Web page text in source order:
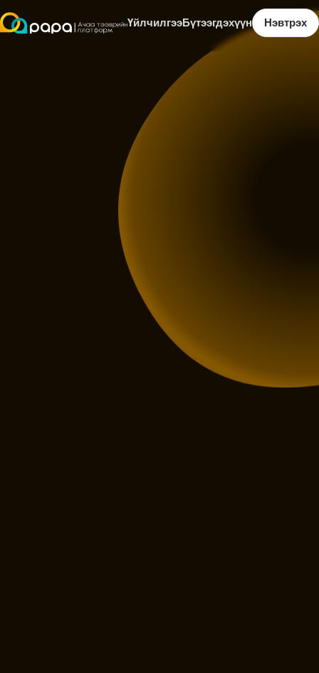
ҮйлчилгээБүтээгдэхүүн Нэвтрэх